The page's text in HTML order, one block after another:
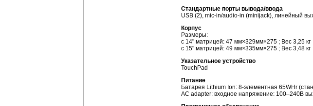
Стандартные порты вывода/ввода
USB (2), mic-in/audio-in (minijack), линейный
Корпус
Размеры:
с 14" матрицей: 47 мм×329мм×275 ; Вес 3,25 кг
с 15" матрицей: 49 мм×335мм×275 ; Вес 3,48 кг
Указательное устройство
TouchPad
Питание
Батарея Lithium Ion: 8-элементная 65WHr
AC adapter: входное напряжение: 100–240В